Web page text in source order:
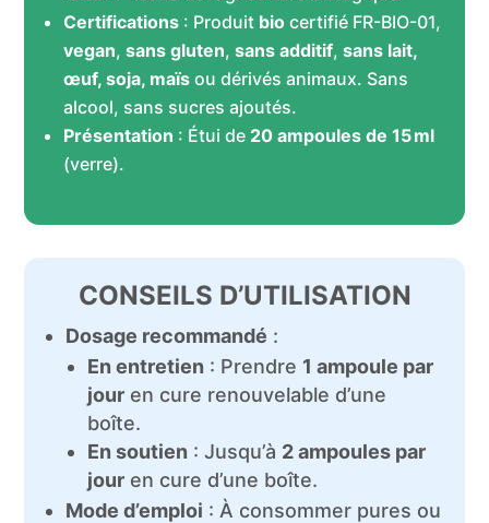
Certifications : Produit bio certifié FR-BIO-01,
vegan,sans gluten,sans additif,sans lait,
œuf, soja, maïs ou dérivés animaux. Sans
alcool, sans sucres ajoutés.
Présentation : Étui de 20 ampoules de 15 ml
(verre).
CONSEILS D’UTILISATION
Dosage recommandé :
En entretien : Prendre 1 ampoule par
jour en cure renouvelable d’une
boîte.
En soutien : Jusqu’à 2 ampoules par
jour en cure d’une boîte.
Mode d’emploi : À consommer pures ou